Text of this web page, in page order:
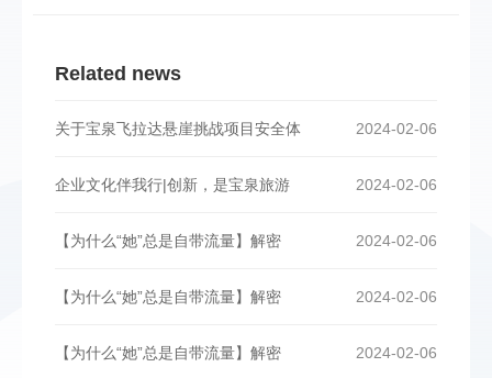
Related news
2024-02-06
关于宝泉飞拉达悬崖挑战项目安全体
2024-02-06
企业文化伴我行|创新，是宝泉旅游
2024-02-06
【为什么“她”总是自带流量】解密
2024-02-06
【为什么“她”总是自带流量】解密
2024-02-06
【为什么“她”总是自带流量】解密